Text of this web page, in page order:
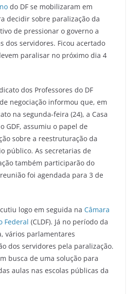
do DF se mobilizaram em
decidir sobre paralização da
de pressionar o governo a
dos servidores. Ficou acertado
paralisar no próximo dia 4
dos Professores do DF
negociação informou que, em
na segunda-feira (24), a Casa
GDF, assumiu o papel de
sobre a reestruturação da
público. As secretarias de
também participarão do
foi agendada para 3 de
logo em seguida na Câmara
Federal (CLDF). Já no período da
vários parlamentares
dos servidores pela paralização.
busca de uma solução para
aulas nas escolas públicas da